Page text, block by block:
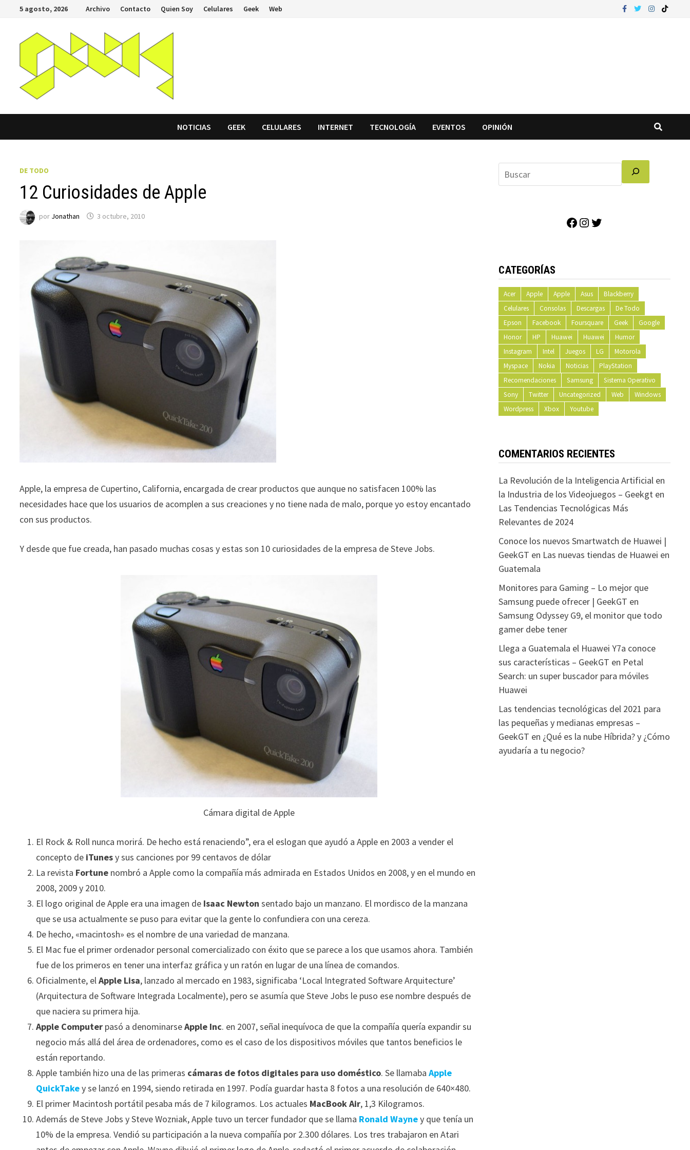
Saltar
contenido
5 agosto, 2026 Archivo Contacto Quien Soy Celulares Geek Web
NOTICIAS GEEK CELULARES INTERNET TECNOLOGÍA EVENTOS OPINIÓN
DE TODO
12 Curiosidades de Apple
por Jonathan 3 octubre, 2010
Apple, la empresa de Cupertino, California, encargada de crear productos que aunque no satisfacen 100% las
necesidades hace que los usuarios de acomplen a sus creaciones y no tiene nada de malo, porque yo estoy encantado
con sus productos.
Y desde que fue creada, han pasado muchas cosas y estas son 10 curiosidades de la empresa de Steve Jobs.
Cámara digital de Apple
El Rock & Roll nunca morirá. De hecho está renaciendo”, era el eslogan que ayudó a Apple en 2003 a vender el
concepto de iTunesy sus canciones por 99 centavos de dólar
La revista Fortune nombró a Apple como la compañía más admirada en Estados Unidos en 2008, y en el mundo en
2008, 2009 y 2010.
El logo original de Apple era una imagen de Isaac Newton sentado bajo un manzano. El mordisco de la manzana
que se usa actualmente se puso para evitar que la gente lo confundiera con una cereza.
De hecho, «macintosh» es el nombre de una variedad de manzana.
El Mac fue el primer ordenador personal comercializado con éxito que se parece a los que usamos ahora. También
fue de los primeros en tener una interfaz gráfica y un ratón en lugar de una línea de comandos.
Oficialmente, elApple Lisa, lanzado al mercado en 1983, significaba ‘Local Integrated Software Arquitecture’
(Arquitectura de Software Integrada Localmente), pero se asumía que Steve Jobs le puso ese nombre después de
que naciera su primera hija.
Apple Computer pasó a denominarseApple Inc. en 2007, señal inequívoca de que la compañía quería expandir su
negocio más allá del área de ordenadores, como es el caso de los dispositivos móviles que tantos beneficios le
están reportando.
Apple también hizo una de las primeras cámaras de fotos digitales para uso doméstico. Se llamabaApple
QuickTakey se lanzó en 1994, siendo retirada en 1997. Podía guardar hasta 8 fotos a una resolución de 640×480.
El primer Macintosh portátil pesaba más de 7 kilogramos. Los actuales MacBook Air, 1,3 Kilogramos.
Además de Steve Jobs y Steve Wozniak, Apple tuvo un tercer fundador que se llama Ronald Wayney que tenía un
10% de la empresa. Vendió su participación a la nueva compañía por 2.300 dólares. Los tres trabajaron en Atari
Facebook
Instagram
CATEGORÍAS
Acer Apple Apple Asus
Blackberry
Celulares
Consolas Descargas
De Todo
Epson
Facebook Foursquare Geek
Google
Honor
HP Huawei Huawei
Humor
Instagram
Intel Juegos LG
Motorola
Myspace
Nokia Noticias
PlayStation
Recomendaciones
Samsung
Sistema Operativo
Sony
Twitter Uncategorized Web
Windows
Wordpress
Xbox Youtube
COMENTARIOS RECIENTES
La Revolución de la Inteligencia Artificial en
la Industria de los Videojuegos – Geekgten
Las Tendencias Tecnológicas Más
Relevantes de 2024
Conoce los nuevos Smartwatch de Huawei |
GeekGT en Las nuevas tiendas de Huawei en
Guatemala
Monitores para Gaming – Lo mejor que
Samsung puede ofrecer | GeekGT en
Samsung Odyssey G9, el monitor que todo
gamer debe tener
Llega a Guatemala el Huawei Y7a conoce
sus características – GeekGT en Petal
Search: un super buscador para móviles
Huawei
Las tendencias tecnológicas del 2021 para
las pequeñas y medianas empresas –
GeekGT en ¿Qué es la nube Híbrida? y ¿Cómo
ayudaría a tu negocio?